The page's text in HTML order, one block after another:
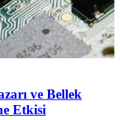
ve Bellek
Etkisi